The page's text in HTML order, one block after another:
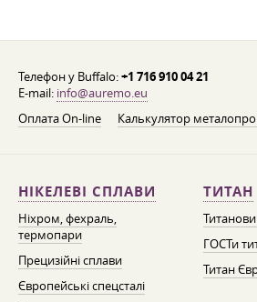
Телефон у Buffalo:+1 716 910 04 21
E-mail: info@auremo.eu
Оплата On-line
Калькулятор
НІКЕЛЕВІ СПЛАВИ
Ніхром, фехраль,
термопари
Прецизійні сплави
Європейські спецсталі
ТИТАН
ГОСТи
Титан